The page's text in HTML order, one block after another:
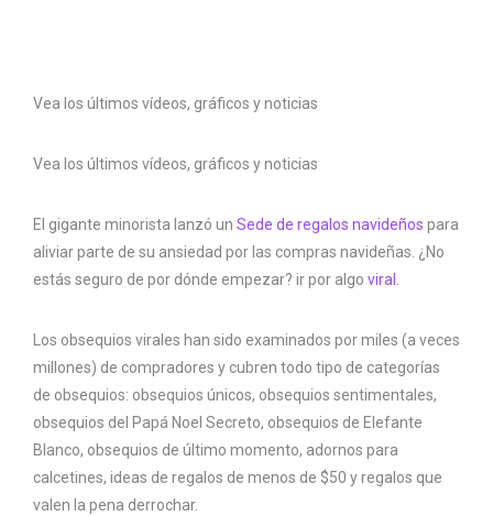
Vea los últimos vídeos, gráficos y noticias
Vea los últimos vídeos, gráficos y noticias
El gigante minorista lanzó un Sede de regalos navideños para
aliviar parte de su ansiedad por las compras navideñas. ¿No
estás seguro de por dónde empezar? ir por algo viral .
Los obsequios virales han sido examinados por miles (a veces
millones) de compradores y cubren todo tipo de categorías
de obsequios: obsequios únicos, obsequios sentimentales,
obsequios del Papá Noel Secreto, obsequios de Elefante
Blanco, obsequios de último momento, adornos para
calcetines, ideas de regalos de menos de $50 y regalos que
valen la pena derrochar.